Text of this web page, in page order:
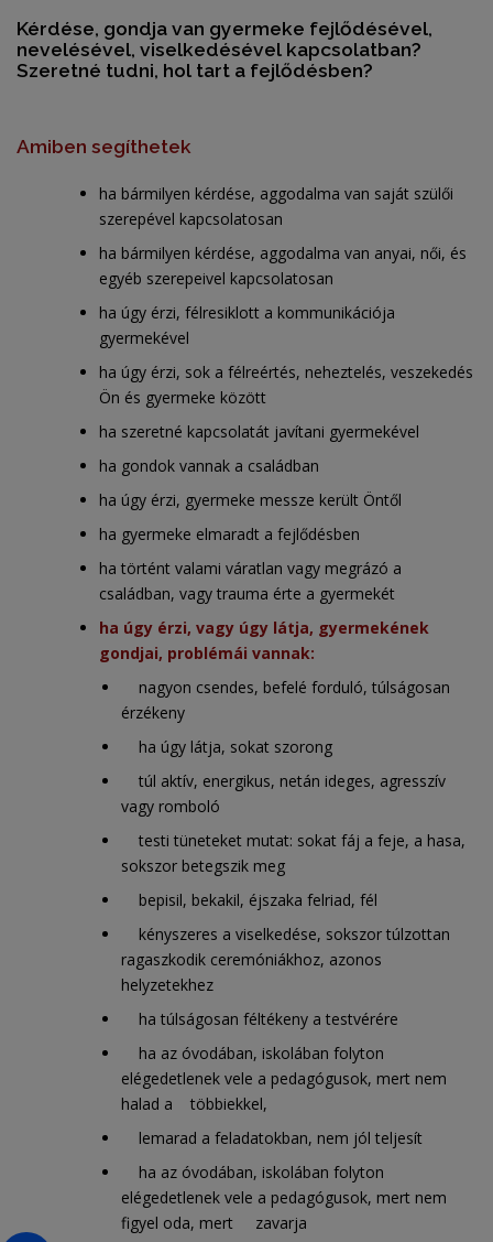
Kérdése, gondja van gyermeke fejlődésével,
nevelésével, viselkedésével kapcsolatban?
Szeretné tudni, hol tart a fejlődésben?
Amiben segíthetek
ha bármilyen kérdése, aggodalma van saját szülői
szerepével kapcsolatosan
ha bármilyen kérdése, aggodalma van anyai, női, és
egyéb szerepeivel kapcsolatosan
ha úgy érzi, félresiklott a kommunikációja
gyermekével
ha úgy érzi, sok a félreértés, neheztelés, veszekedés
Ön és gyermeke között
ha szeretné kapcsolatát javítani gyermekével
ha gondok vannak a családban
ha úgy érzi, gyermeke messze került Öntől
ha gyermeke elmaradt a fejlődésben
ha történt valami váratlan vagy megrázó a
családban, vagy trauma érte a gyermekét
ha úgy érzi, vagy úgy látja, gyermekének
gondjai, problémái vannak:
nagyon csendes, befelé forduló, túlságosan
érzékeny
ha úgy látja, sokat szorong
túl aktív, energikus, netán ideges, agresszív
vagy romboló
testi tüneteket mutat: sokat fáj a feje, a hasa,
sokszor betegszik meg
bepisil, bekakil, éjszaka felriad, fél
kényszeres a viselkedése, sokszor túlzottan
ragaszkodik ceremóniákhoz, azonos
helyzetekhez
ha túlságosan féltékeny a testvérére
ha az óvodában, iskolában folyton
elégedetlenek vele a pedagógusok, mert nem
halad a többiekkel,
lemarad a feladatokban, nem jól teljesít
ha az óvodában, iskolában folyton
elégedetlenek vele a pedagógusok, mert nem
figyel oda, mert zavarja